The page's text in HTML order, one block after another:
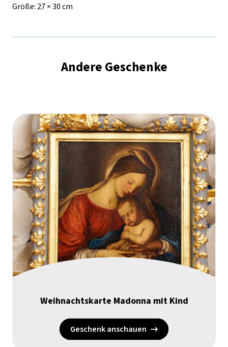
Größe: 27 × 30 cm
Andere Geschenke
Weihnachtskarte Madonna mit Kind
Geschenk anschauen